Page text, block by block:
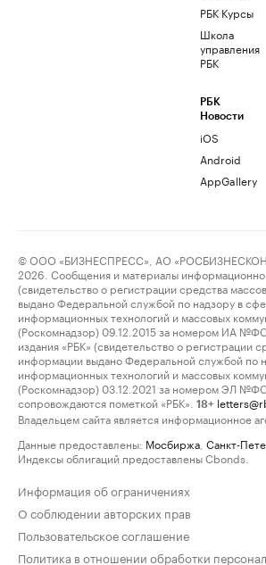
РБК Курсы
Школа
управления
РБК
РБК
Новости
iOS
Android
AppGallery
© ООО «БИЗНЕСПРЕСС», АО
2026. Сообщения и материалы
(свидетельство о регистрации средства
выдано Федеральной службой по надзору в
информационных технологий и массовых
(Роскомнадзор) 09.12.2015 за номером ИА
издания «РБК» (свидетельство о регистрации
информации выдано Федеральной службой по
информационных технологий и массовых
(Роскомнадзор) 03.12.2021 за номером ЭЛ
сопровождаются пометкой «РБК».
18+
Владельцем сайта является информационное
Данные предоставлены: Мосбиржа Санкт-
Индексы облигаций предоставлены Cbonds.
Информация об ограничениях
О соблюдении авторских прав
Пользовательское соглашение
Политика в отношении обработки